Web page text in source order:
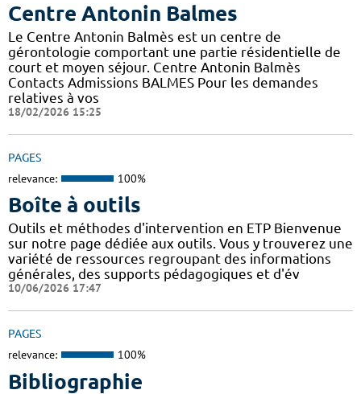
Centre Antonin Balmes
Le Centre Antonin Balmès est un centre de
gérontologie comportant une partie résidentielle de
court et moyen séjour. Centre Antonin Balmès
Contacts Admissions BALMES Pour les demandes
relatives à vos
18/02/2026 15:25
PAGES
relevance: 100%
Boîte à outils
Outils et méthodes d'intervention en ETP Bienvenue
sur notre page dédiée aux outils. Vous y trouverez une
variété de ressources regroupant des informations
générales, des supports pédagogiques et d'év
10/06/2026 17:47
PAGES
relevance: 100%
Bibliographie